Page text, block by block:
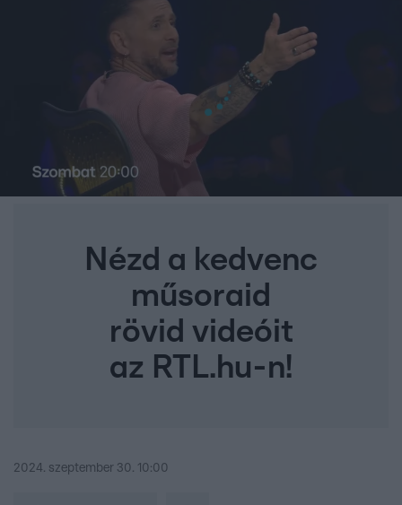
Nézd a kedvenc
műsoraid
rövid videóit
az RTL.hu-n!
2024. szeptember 30. 10:00